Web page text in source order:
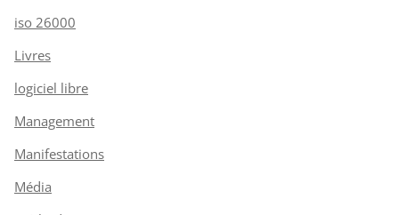
iso 26000
Livres
logiciel libre
Management
Manifestations
Média